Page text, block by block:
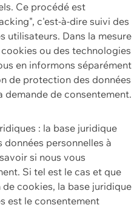
Ce procédé est
c'est-à-dire suivi des
utilisateurs. Dans la mesure
ou des technologies
en informons séparément
de protection des données
demande de consentement.
: la base juridique
personnelles à
si nous vous
Si tel est le cas et que
cookies, la base juridique
est le consentement